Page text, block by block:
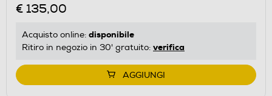
€ 135,00
Acquisto online: disponibile
Ritiro in negozio in 30' gratuito: verifica
AGGIUNGI